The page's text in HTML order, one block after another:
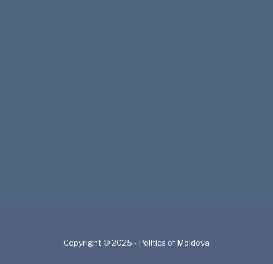
Copyright © 2025 - Politics of Moldova